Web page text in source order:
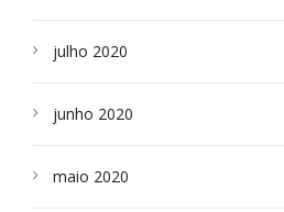
julho 2020
junho 2020
maio 2020